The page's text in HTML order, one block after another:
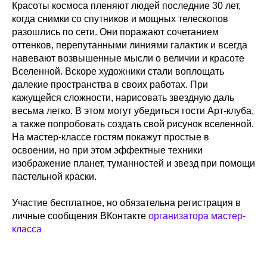
Красоты космоса пленяют людей последние 30 лет,
когда снимки со спутников и мощных телескопов
разошлись по сети. Они поражают сочетанием
оттенков, перепутанными линиями галактик и всегда
навевают возвышенные мысли о величии и красоте
Вселенной. Вскоре художники стали воплощать
далекие пространства в своих работах. При
кажущейся сложности, нарисовать звездную даль
весьма легко. В этом могут убедиться гости Арт-клуба,
а также попробовать создать свой рисунок вселенной.
На мастер-классе гостям покажут простые в
освоении, но при этом эффектные техники
изображение планет, туманностей и звезд при помощи
пастельной краски.
Участие бесплатное, но обязательна регистрация в
личные сообщения ВКонтакте организатора мастер-
класса